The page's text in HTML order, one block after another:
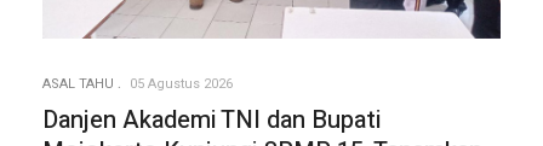
ASAL TAHU 05 Agustus 2026
Danjen Akademi TNI dan Bupati